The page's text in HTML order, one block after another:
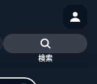
検索